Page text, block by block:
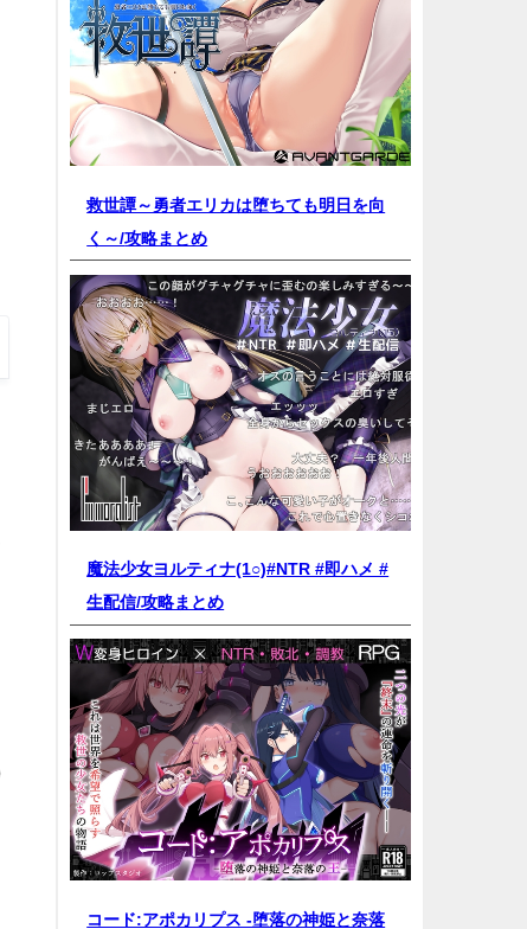
救世譚～勇者エリカは堕ちても明日を向
く～/攻略まとめ
魔法少女ヨルティナ(1○)#NTR #即ハメ #
生配信/攻略まとめ
コード:アポカリプス -堕落の神姫と奈落